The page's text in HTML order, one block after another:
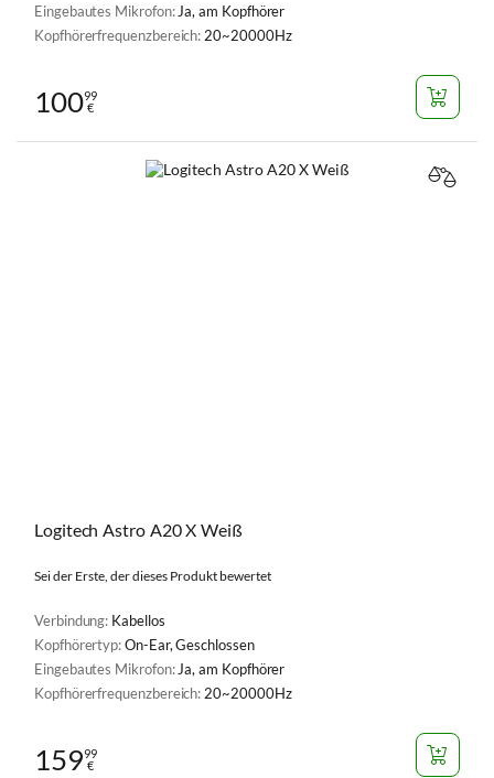
Eingebautes Mikrofon: Ja, am Kopfhörer
Kopfhörerfrequenzbereich: 20~20000Hz
10099
€
Logitech Astro A20 X Weiß
Sei der Erste, der dieses Produkt bewertet
Verbindung: Kabellos
Kopfhörertyp:On-Ear, Geschlossen
Eingebautes Mikrofon: Ja, am Kopfhörer
Kopfhörerfrequenzbereich: 20~20000Hz
15999
€